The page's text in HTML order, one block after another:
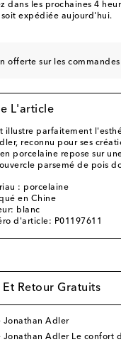
dans les prochaines 4
expédiée aujourd'hui.
offerte sur les
L'article
illustre parfaitement
reconnu pour ses
porcelaine repose sur
parsemé de pois
: porcelaine
en Chine
blanc
d'article: P01197611
Et Retour Gratuits
Jonathan Adler
Jonathan Adler Le confort